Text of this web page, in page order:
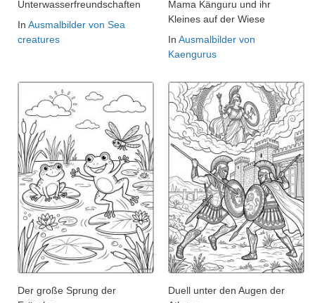
Unterwasserfreundschaften
In Ausmalbilder von Sea
creatures
Mama Känguru und ihr
Kleines auf der Wiese
In Ausmalbilder von
Kaengurus
Der große Sprung der
Duell unter den Augen der